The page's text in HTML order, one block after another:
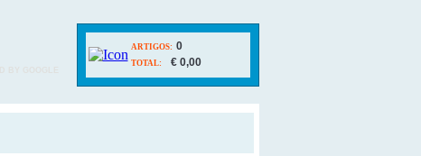
ARTIGOS: 0
TOTAL: € 0,00